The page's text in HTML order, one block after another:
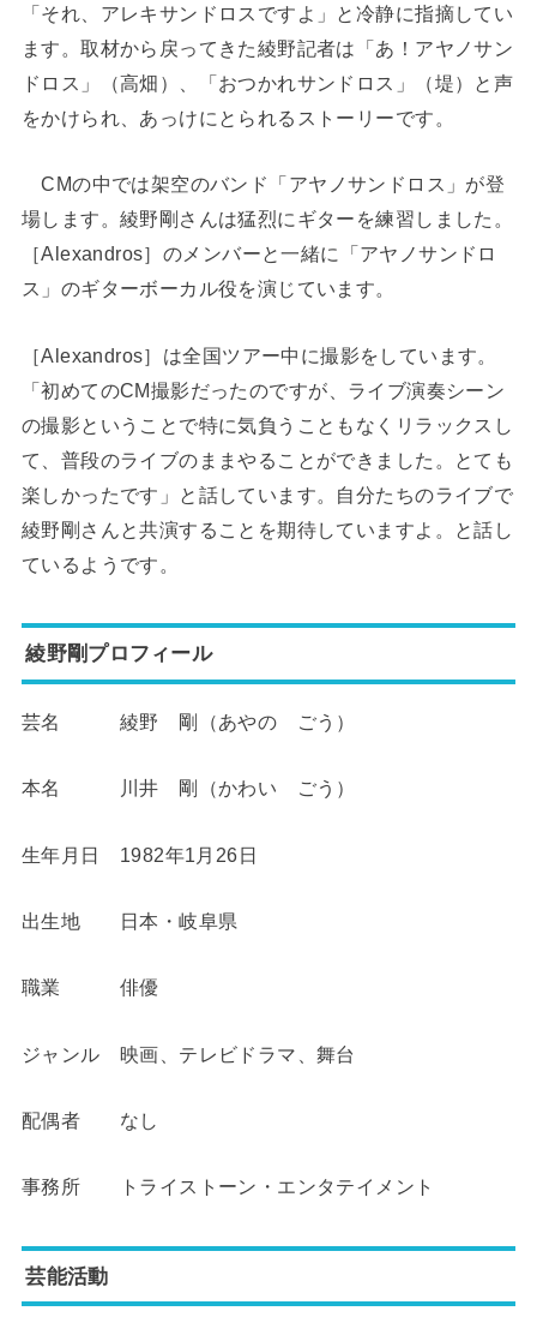
「それ、アレキサンドロスですよ」と冷静に指摘してい
ます。取材から戻ってきた綾野記者は「あ！アヤノサン
ドロス」（高畑）、「おつかれサンドロス」（堤）と声
をかけられ、あっけにとられるストーリーです。
CMの中では架空のバンド「アヤノサンドロス」が登
場します。綾野剛さんは猛烈にギターを練習しました。
［Alexandros］のメンバーと一緒に「アヤノサンドロ
ス」のギターボーカル役を演じています。
［Alexandros］は全国ツアー中に撮影をしています。
「初めてのCM撮影だったのですが、ライブ演奏シーン
の撮影ということで特に気負うこともなくリラックスし
て、普段のライブのままやることができました。とても
楽しかったです」と話しています。自分たちのライブで
綾野剛さんと共演することを期待していますよ。と話し
ているようです。
綾野剛プロフィール
芸名 綾野 剛（あやの ごう）
本名 川井 剛（かわい ごう）
生年月日 1982年1 月 26日
出生地 日本・岐阜県
職業 俳優
ジャンル 映画、テレビドラマ、舞台
配偶者 なし
事務所 トライストーン・エンタテイメント
芸能活動